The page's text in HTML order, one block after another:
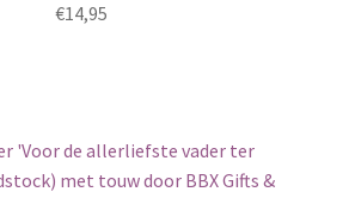
€14,95
meerdere
variaties.